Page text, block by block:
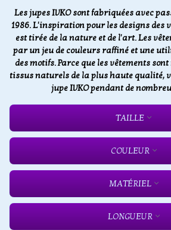
Les jupes IVKO sont fabriquées avec
1986. L'inspiration pour les designs des
est tirée de la nature et de l'art. Les
par un jeu de couleurs raffiné et une
des motifs. Parce que les vêtements
tissus naturels de la plus haute qualité,
jupe IVKO pendant de
TAILLE
COULEUR
MATÉRIEL
LONGUEUR